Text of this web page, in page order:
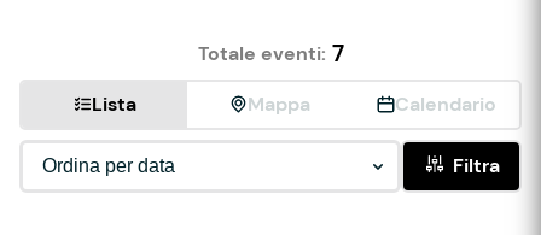
Totale eventi: 7
Lista Mappa Calendario
Filtra